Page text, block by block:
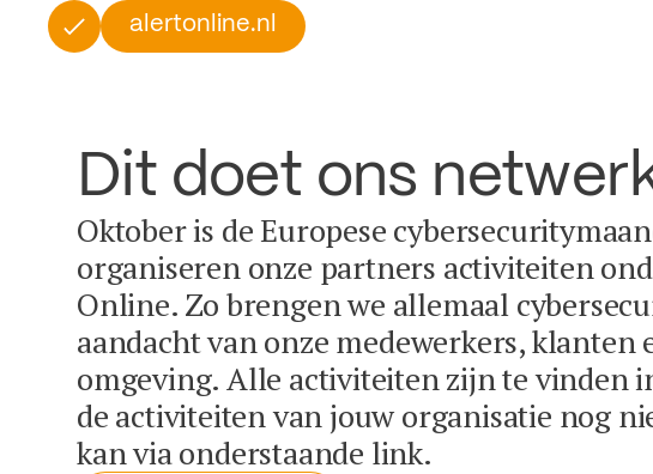
alertonline.nl
Dit doet ons
Oktober is de Europese
organiseren onze partners activiteiten
Online. Zo brengen we allemaal
aandacht van onze medewerkers, klanten
omgeving. Alle activiteiten zijn te vinden
de activiteiten van jouw organisatie nog
kan via onderstaande link.